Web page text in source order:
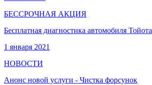
БЕССРОЧНАЯ АКЦИЯ
Бесплатная диагностика автомобиля Тойота
1 января 2021
НОВОСТИ
Анонс новой услуги - Чистка форсунок